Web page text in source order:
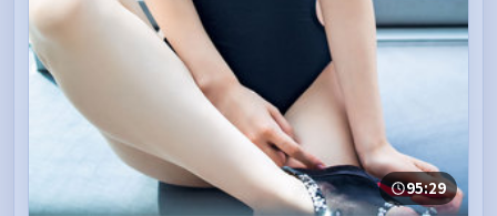
95:29